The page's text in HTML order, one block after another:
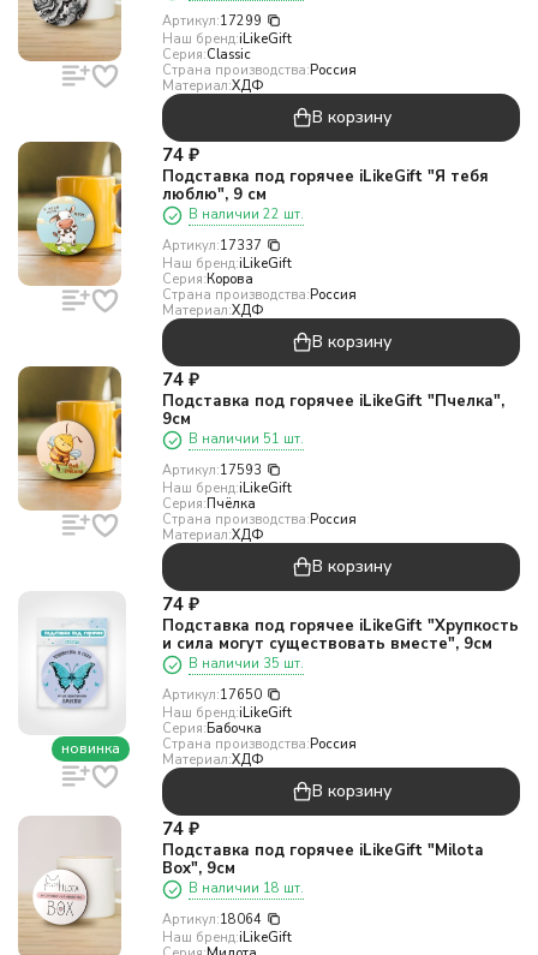
Артикул:17299
Наш бренд:iLikeGift
Серия:Classic
Страна производства:Россия
Материал:ХДФ
В корзину
74 ₽
Подставка под горячее iLikeGift "Я тебя
люблю", 9 см
В наличии 22 шт.
Артикул:17337
Наш бренд:iLikeGift
Серия:Корова
Страна производства:Россия
Материал:ХДФ
В корзину
74 ₽
Подставка под горячее iLikeGift "Пчелка",
9см
В наличии 51 шт.
Артикул:17593
Наш бренд:iLikeGift
Серия:Пчёлка
Страна производства:Россия
Материал:ХДФ
В корзину
новинка
74 ₽
Подставка под горячее iLikeGift "Хрупкость
и сила могут существовать вместе", 9см
В наличии 35 шт.
Артикул:17650
Наш бренд:iLikeGift
Серия:Бабочка
Страна производства:Россия
Материал:ХДФ
В корзину
74 ₽
Подставка под горячее iLikeGift "Milota
Box", 9см
В наличии 18 шт.
Артикул:18064
Наш бренд:iLikeGift